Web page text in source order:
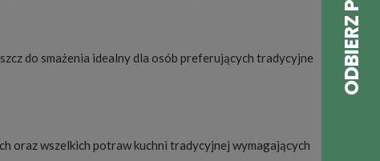
do smażenia idealny dla osób preferujących tradycyjne
oraz wszelkich potraw kuchni tradycyjnej wymagających